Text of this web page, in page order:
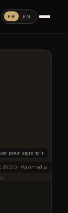
FR EN
pour agrandir
3.0 · Wikimedia